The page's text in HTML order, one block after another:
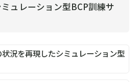
ュレーション型BCP訓練サ
況を再現したシミュレーション型